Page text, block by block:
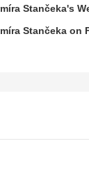
Stančeka's
Stančeka on